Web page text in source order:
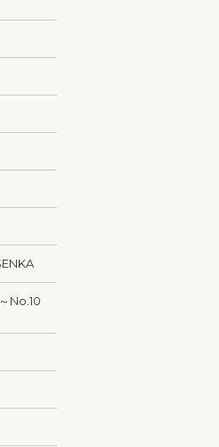
No.10